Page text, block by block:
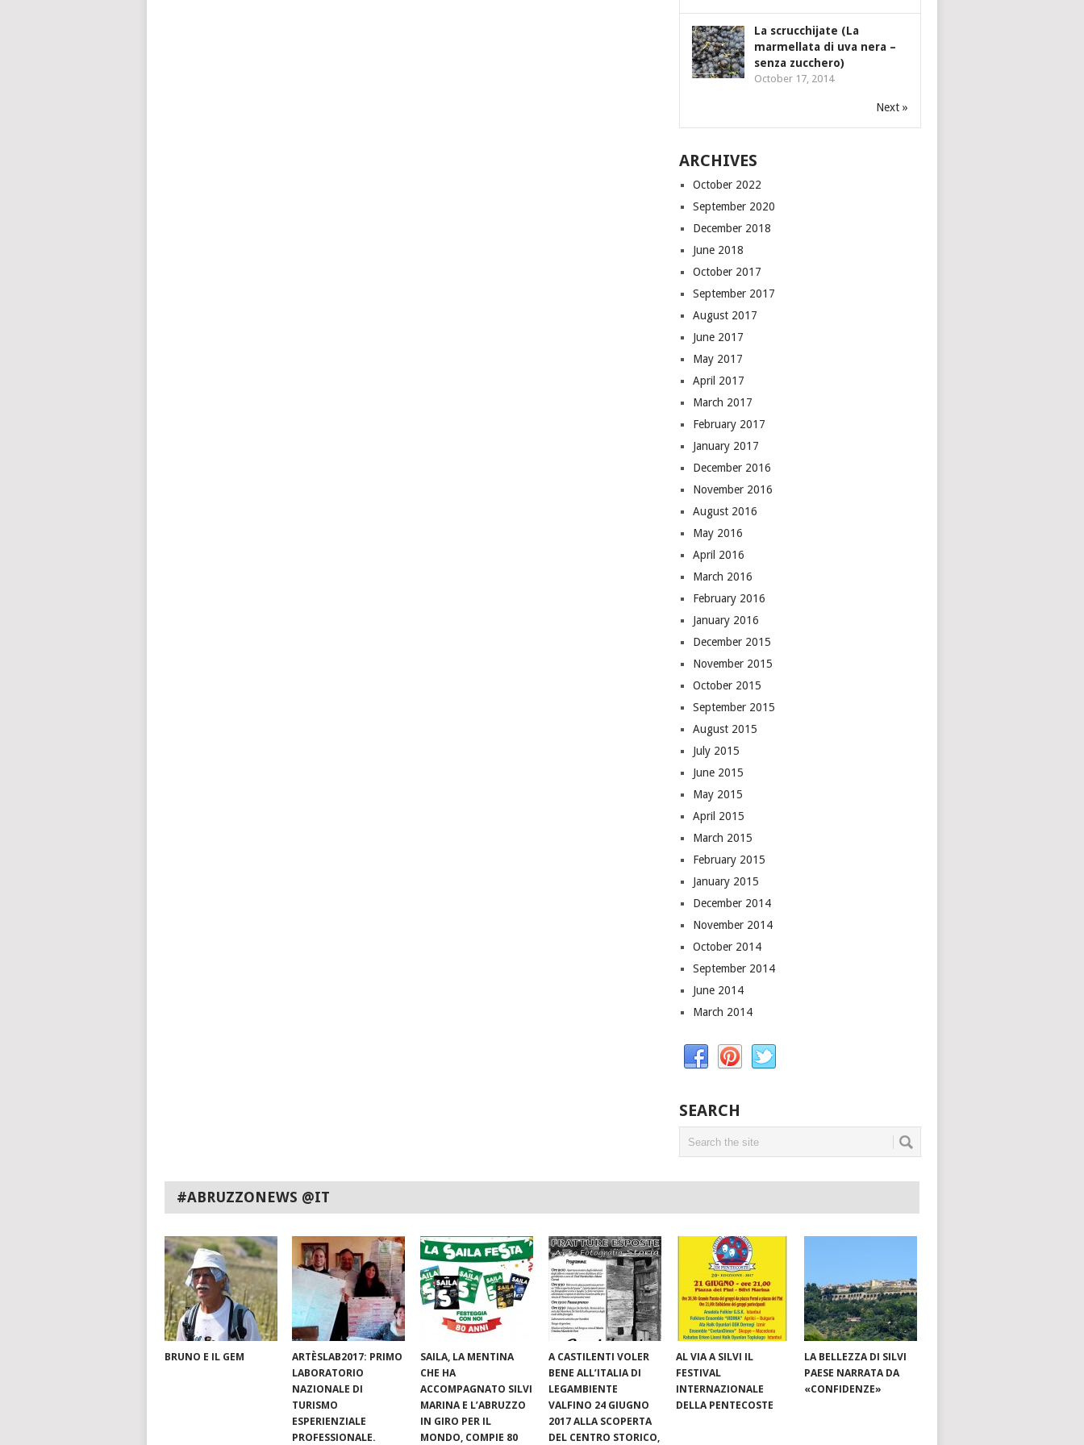
La scrucchijate (La
marmellata di uva nera –
senza zucchero)
October 17, 2014
Next »
ARCHIVES
October 2022
September 2020
December 2018
June 2018
October 2017
September 2017
August 2017
June 2017
May 2017
April 2017
March 2017
February 2017
January 2017
December 2016
November 2016
August 2016
May 2016
April 2016
March 2016
February 2016
January 2016
December 2015
November 2015
October 2015
September 2015
August 2015
July 2015
June 2015
May 2015
April 2015
March 2015
February 2015
January 2015
December 2014
November 2014
October 2014
September 2014
June 2014
March 2014
SEARCH
#ABRUZZONEWS @IT
BRUNO E IL GEM
ARTÈSLAB2017: PRIMO
LABORATORIO
NAZIONALE DI
TURISMO
ESPERIENZIALE
PROFESSIONALE.
SAILA, LA MENTINA
CHE HA
ACCOMPAGNATO SILVI
MARINA E L’ABRUZZO
IN GIRO PER IL
MONDO, COMPIE 80
A CASTILENTI VOLER
BENE ALL’ITALIA DI
LEGAMBIENTE
VALFINO 24 GIUGNO
2017 ALLA SCOPERTA
DEL CENTRO STORICO,
AL VIA A SILVI IL
FESTIVAL
INTERNAZIONALE
DELLA PENTECOSTE
LA BELLEZZA DI SILVI
PAESE NARRATA DA
«CONFIDENZE»